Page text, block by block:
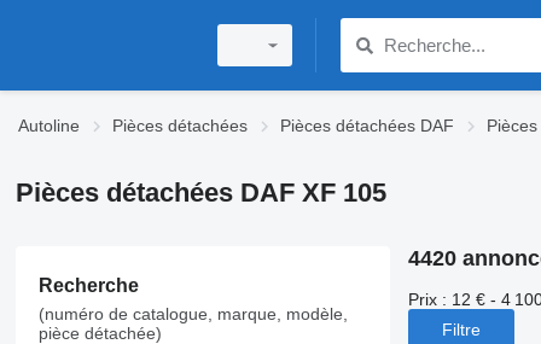
Autoline Pièces détachées Pièces détachées DAF
Pièces détachées DAF XF 105
Recherche
(numéro de catalogue, marque, modèle,
pièce détachée)
4420
Prix : 12 € - 4
Filtre